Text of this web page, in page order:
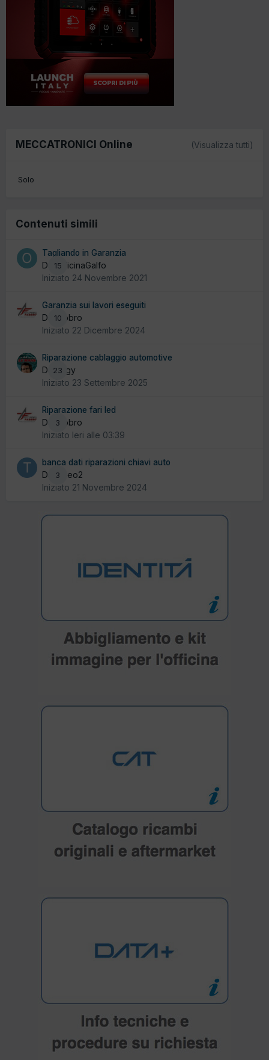
MECCATRONICI Online (Visualizza tutti)
Solo
Contenuti simili
15
Tagliando in Garanzia
Da OfficinaGalfo
Iniziato 24 Novembre 2021
10
Garanzia sui lavori eseguiti
Da fabbro
Iniziato 22 Dicembre 2024
23
Riparazione cablaggio automotive
Da yogy
Iniziato 23 Settembre 2025
3
Riparazione fari led
Da fabbro
Iniziato Ieri alle 03:39
3
banca dati riparazioni chiavi auto
Da Tiseo2
Iniziato 21 Novembre 2024